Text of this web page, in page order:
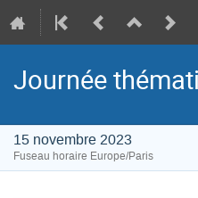
Journée
15 novembre 2023
Fuseau horaire Europe/Paris